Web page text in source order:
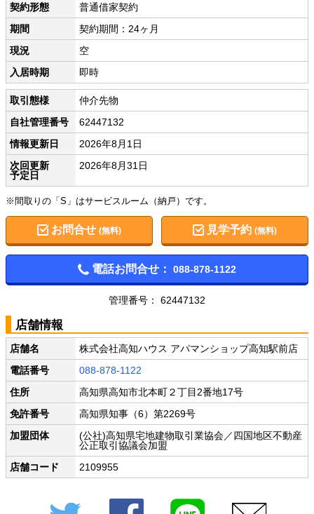
契約形態
普通借家契約
期間
契約期間：24ヶ月
現況
空
入居時期
即時
取引態様
仲介先物
自社管理番号
62447132
情報更新日
2026年8月1日
次回更新
予定日
2026年8月31日
※間取りの「S」はサービスルーム（納戸）です。
お問合せ (無料) 見学予約(無料)
電話お問合せ： 088-878-1122
管理番号： 62447132
店舗情報
店舗名
株式会社高知ハウス アパマンショップ高知駅前店
電話番号
088-878-1122
住所
高知県高知市北本町２丁目2番地17号
免許番号
高知県知事（6）第2269号
加盟団体
(公社)高知県宅地建物取引業協会／四国地区不動産
公正取引協議会加盟
店舗コード
2109955
Twitter Facebook